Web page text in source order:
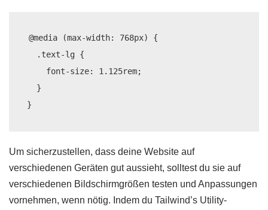
@media (max-width: 768px) {
Um sicherzustellen, dass deine Website auf
verschiedenen Geräten gut aussieht, solltest du sie auf
verschiedenen Bildschirmgrößen testen und Anpassungen
vornehmen, wenn nötig. Indem du Tailwind’s Utility-